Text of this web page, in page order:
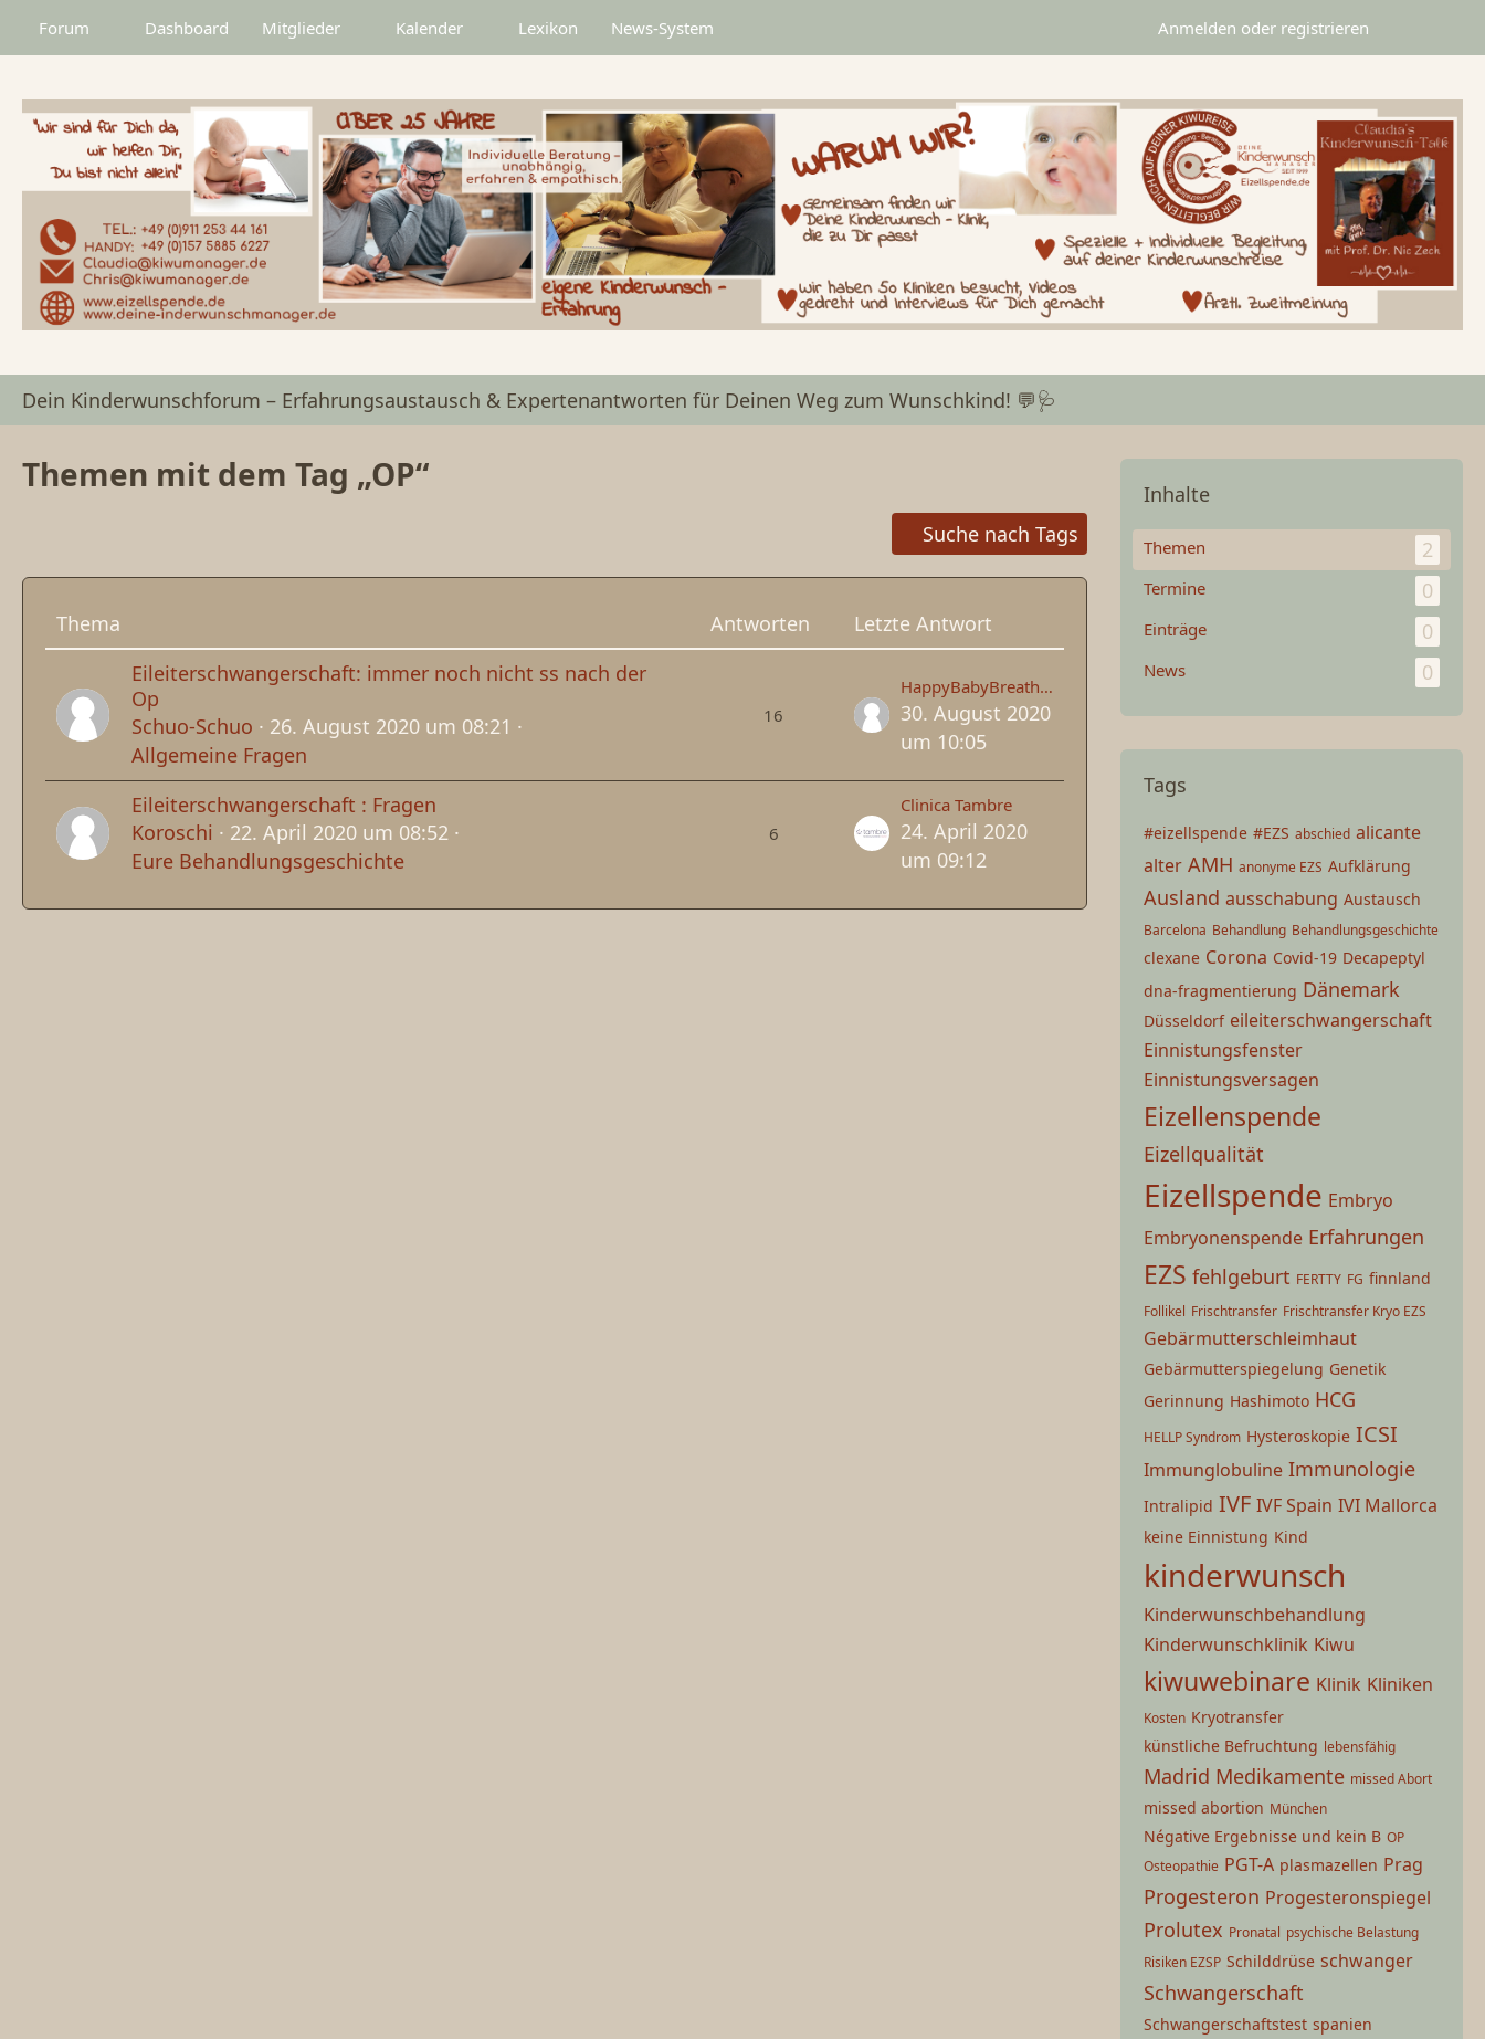
Forum Dashboard Mitglieder Kalender Lexikon News-System Anmelden oder registrieren
Dein Kinderwunschforum – Erfahrungsaustausch & Expertenantworten für Deinen Weg zum Wunschkind! 💬🩺
Themen mit dem Tag „OP“
Suche nach Tags
Thema Antworten
Letzte Antwort
Eileiterschwangerschaft: immer noch nicht ss nach der
Op
Schuo-Schuo
26. August 2020 um 08:21
Allgemeine Fragen
16
HappyBabyBreathing
30. August 2020
um 10:05
Eileiterschwangerschaft : Fragen
Koroschi
22. April 2020 um 08:52
Eure Behandlungsgeschichte
6
Clinica Tambre
24. April 2020
um 09:12
Inhalte
Themen 2
Termine 0
Einträge 0
News 0
Tags
#eizellspende #EZS abschied alicante
alter AMH anonyme EZS Aufklärung
Ausland ausschabung Austausch
Barcelona Behandlung Behandlungsgeschichte
clexane Corona Covid-19 Decapeptyl
dna-fragmentierung Dänemark
Düsseldorf eileiterschwangerschaft
Einnistungsfenster
Einnistungsversagen
Eizellenspende
Eizellqualität
Eizellspende Embryo
Embryonenspende Erfahrungen
EZS fehlgeburt FERTTY FG finnland
Follikel Frischtransfer Frischtransfer Kryo EZS
Gebärmutterschleimhaut
Gebärmutterspiegelung Genetik
Gerinnung Hashimoto HCG
HELLP Syndrom Hysteroskopie ICSI
Immunglobuline Immunologie
Intralipid IVF IVF Spain IVI Mallorca
keine Einnistung Kind
kinderwunsch
Kinderwunschbehandlung
Kinderwunschklinik Kiwu
kiwuwebinare Klinik Kliniken
Kosten Kryotransfer
künstliche Befruchtung lebensfähig
Madrid Medikamente missed Abort
missed abortion München
Négative Ergebnisse und kein B OP
Osteopathie PGT-A plasmazellen Prag
Progesteron Progesteronspiegel
Prolutex Pronatal psychische Belastung
Risiken EZSP Schilddrüse schwanger
Schwangerschaft
Schwangerschaftstest spanien